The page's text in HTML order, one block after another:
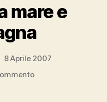
mare e
8 Aprile 2007
su